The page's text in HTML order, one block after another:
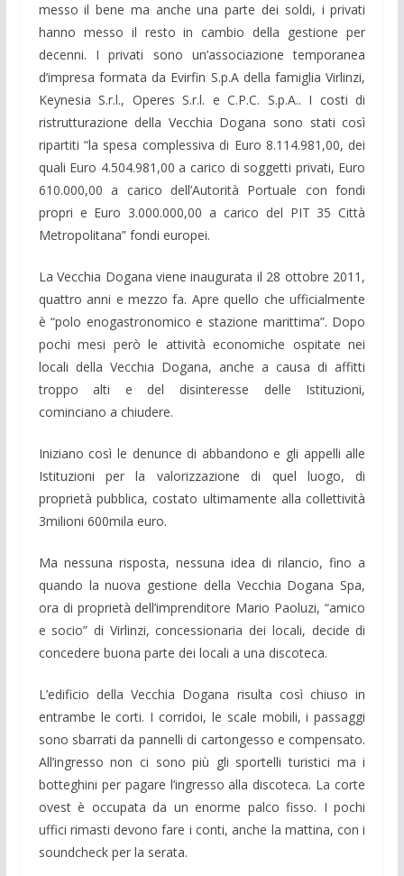
messo il bene ma anche una parte dei soldi, i privati
hanno messo il resto in cambio della gestione per
decenni. I privati sono un’associazione temporanea
d’impresa formata da Evirfin S.p.A della famiglia Virlinzi,
Keynesia S.r.l., Operes S.r.l. e C.P.C. S.p.A.. I costi di
ristrutturazione della Vecchia Dogana sono stati così
ripartiti “la spesa complessiva di Euro 8.114.981,00, dei
quali Euro 4.504.981,00 a carico di soggetti privati, Euro
610.000,00 a carico dell’Autorità Portuale con fondi
propri e Euro 3.000.000,00 a carico del PIT 35 Città
Metropolitana” fondi europei.
La Vecchia Dogana viene inaugurata il 28 ottobre 2011,
quattro anni e mezzo fa. Apre quello che ufficialmente
è “polo enogastronomico e stazione marittima”. Dopo
pochi mesi però le attività economiche ospitate nei
locali della Vecchia Dogana, anche a causa di affitti
troppo alti e del disinteresse delle Istituzioni,
cominciano a chiudere.
Iniziano così le denunce di abbandono e gli appelli alle
Istituzioni per la valorizzazione di quel luogo, di
proprietà pubblica, costato ultimamente alla collettività
3milioni 600mila euro.
Ma nessuna risposta, nessuna idea di rilancio, fino a
quando la nuova gestione della Vecchia Dogana Spa,
ora di proprietà dell’imprenditore Mario Paoluzi, “amico
e socio” di Virlinzi, concessionaria dei locali, decide di
concedere buona parte dei locali a una discoteca.
L’edificio della Vecchia Dogana risulta così chiuso in
entrambe le corti. I corridoi, le scale mobili, i passaggi
sono sbarrati da pannelli di cartongesso e compensato.
All’ingresso non ci sono più gli sportelli turistici ma i
botteghini per pagare l’ingresso alla discoteca. La corte
ovest è occupata da un enorme palco fisso. I pochi
uffici rimasti devono fare i conti, anche la mattina, con i
soundcheck per la serata.